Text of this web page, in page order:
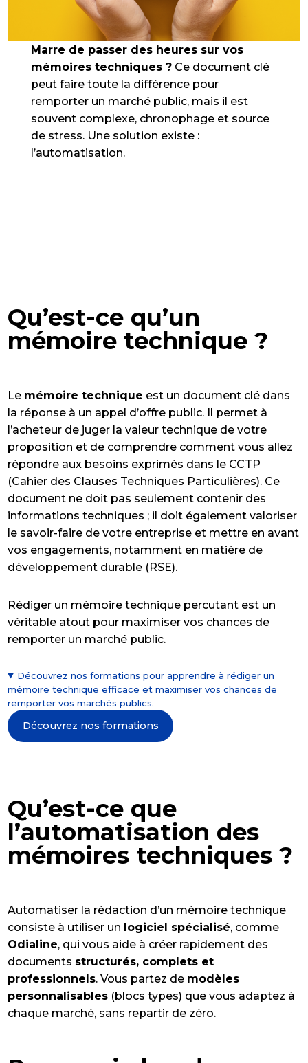
Marre de passer des heures sur vos
mémoires techniques ? Ce document clé
peut faire toute la différence pour
remporter un marché public, mais il est
souvent complexe, chronophage et source
de stress. Une solution existe :
l’automatisation.
Qu’est-ce qu’un
mémoire technique ?
Le mémoire technique est un document clé dans
la réponse à un appel d’offre public. Il permet à
l’acheteur de juger la valeur technique de votre
proposition et de comprendre comment vous allez
répondre aux besoins exprimés dans le CCTP
(Cahier des Clauses Techniques Particulières). Ce
document ne doit pas seulement contenir des
informations techniques ; il doit également valoriser
le savoir-faire de votre entreprise et mettre en avant
vos engagements, notamment en matière de
développement durable (RSE).
Rédiger un mémoire technique percutant est un
véritable atout pour maximiser vos chances de
remporter un marché public.
Découvrez nos formations pour apprendre à rédiger un
mémoire technique efficace et maximiser vos chances de
remporter vos marchés publics.
Découvrez nos formations
Qu’est-ce que
l’automatisation des
mémoires techniques ?
Automatiser la rédaction d’un mémoire technique
consiste à utiliser un logiciel spécialisé, comme
Odialine, qui vous aide à créer rapidement des
documents structurés, complets et
professionnels. Vous partez de modèles
personnalisables (blocs types) que vous adaptez à
chaque marché, sans repartir de zéro.